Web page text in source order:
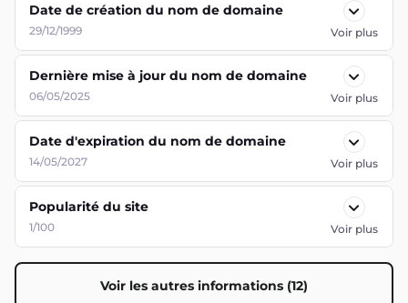
Date de création du nom de domaine
29/12/1999 Voir plus
Dernière mise à jour du nom de domaine
06/05/2025 Voir plus
Date d'expiration du nom de domaine
14/05/2027 Voir plus
Popularité du site
1/100 Voir plus
Voir les autres informations (12)